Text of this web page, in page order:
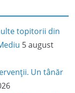
topitorii din
5 august
Un tânăr